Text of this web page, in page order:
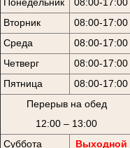
Понедельник
08:00-17:00
Вторник
08:00-17:00
Среда
08:00-17:00
Четверг
08:00-17:00
Пятница
08:00-17:00
Перерыв на обед
12:00 – 13:00
Суббота
Выходной